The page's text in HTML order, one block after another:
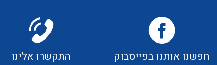
חפשנו אותנו בפייסבוק התקשרו אלינו